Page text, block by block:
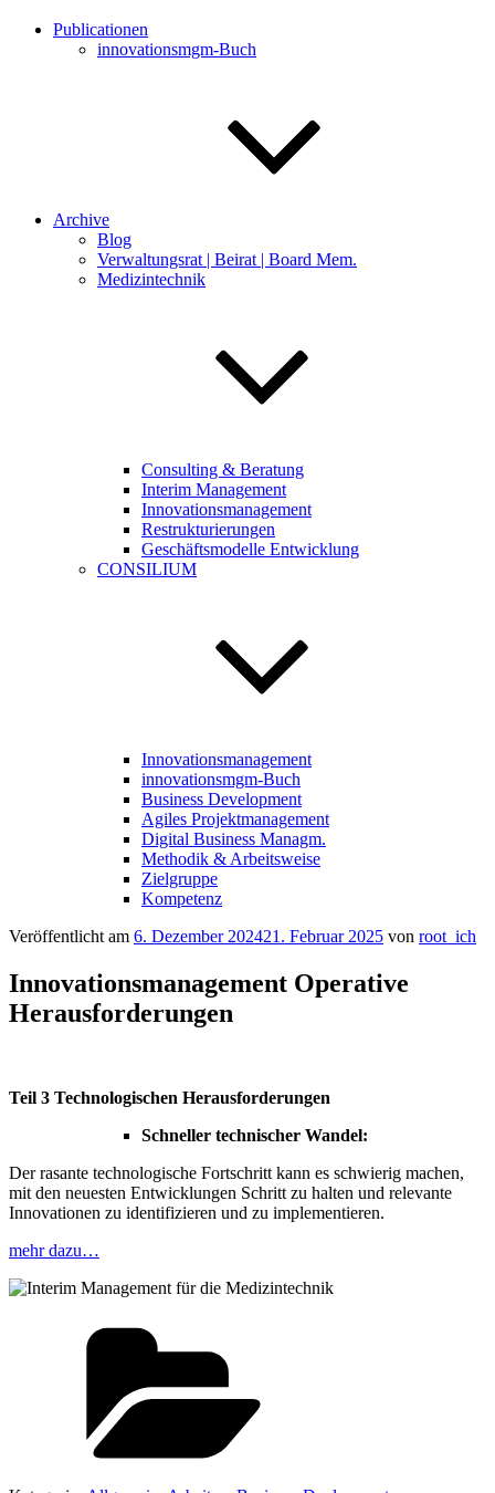
Publicationen
innovationsmgm-Buch
Archive
Blog
Verwaltungsrat | Beirat | Board Mem.
Medizintechnik
Consulting & Beratung
Interim Management
Innovationsmanagement
Restrukturierungen
Geschäftsmodelle Entwicklung
CONSILIUM
Innovationsmanagement
innovationsmgm-Buch
Business Development
Agiles Projektmanagement
Digital Business Managm.
Methodik & Arbeitsweise
Zielgruppe
Kompetenz
Veröffentlicht am 6. Dezember 202421. Februar 2025 von root_ich
Innovationsmanagement Operative
Herausforderungen
Teil 3 Technologischen Herausforderungen
Schneller technischer Wandel:
Der rasante technologische Fortschritt kann es schwierig machen,
mit den neuesten Entwicklungen Schritt zu halten und relevante
Innovationen zu identifizieren und zu implementieren.
mehr dazu…